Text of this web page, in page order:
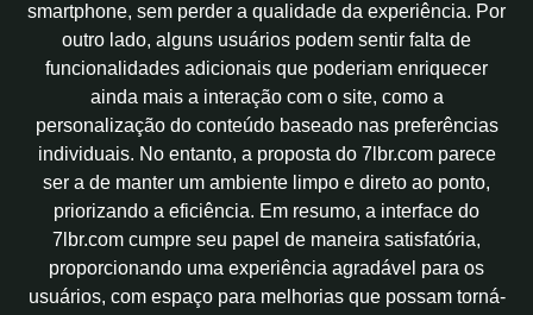
smartphone, sem perder a qualidade da experiência. Por
outro lado, alguns usuários podem sentir falta de
funcionalidades adicionais que poderiam enriquecer
ainda mais a interação com o site, como a
personalização do conteúdo baseado nas preferências
individuais. No entanto, a proposta do 7lbr.com parece
ser a de manter um ambiente limpo e direto ao ponto,
priorizando a eficiência. Em resumo, a interface do
7lbr.com cumpre seu papel de maneira satisfatória,
proporcionando uma experiência agradável para os
usuários, com espaço para melhorias que possam torná-